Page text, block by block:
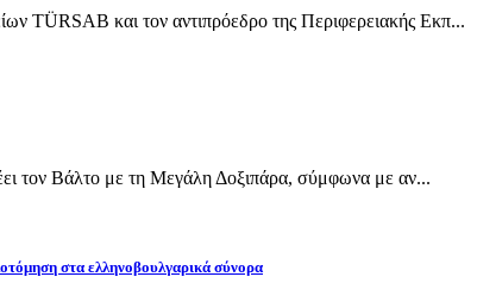
TÜRSAB και τον αντιπρόεδρο της Περιφερειακής Εκπ...
τον Βάλτο με τη Μεγάλη Δοξιπάρα, σύμφωνα με αν...
στα ελληνοβουλγαρικά σύνορα